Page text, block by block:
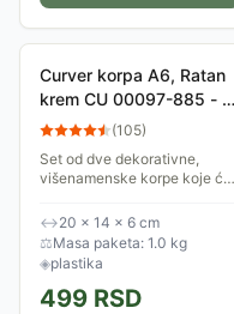
Curver korpa A6, Ratan
krem CU 00097-885 - 2
komada (105)
Set od dve dekorativne,
višenamenske korpe koje će
prilici. Mogu da se koriste za
razne sitnice. Predstavlaju
spoj sjajnog...
↔20 × 14 × 6 cm
⚖Masa paketa: 1.0 kg
◈plastika
499 RSD